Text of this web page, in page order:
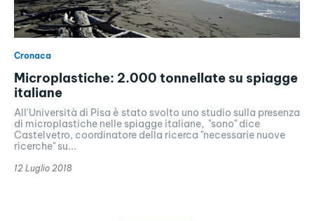
Cronaca
Microplastiche: 2.000 tonnellate su spiagge
italiane
All'Università di Pisa è stato svolto uno studio sulla presenza
di microplastiche nelle spiagge italiane, "sono" dice
Castelvetro, coordinatore della ricerca "necessarie nuove
ricerche" su...
12 Luglio 2018